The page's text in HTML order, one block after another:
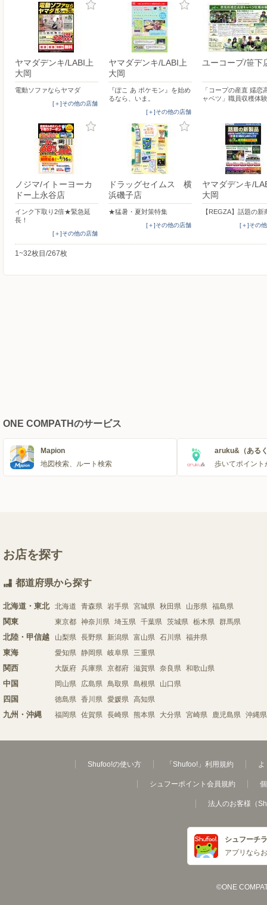
ヤマダデンキ/LABI上
大岡
電動ソファならヤマダ
[＋]その他の店舗
ヤマダデンキ/LABI上
大岡
『ぽこ あ ポケモン』を始め
るなら、いま。
[＋]その他の店舗
ユーコープ/笹下
「コープの産直 嬬恋
ャベツ」職員収穫体
ノジマ/イトーヨーカ
ドー上永谷店
インク下取り2倍★緊急延
長！
[＋]その他の店舗
ドラッグセイムス 横
浜磯子店
★猛暑・夏対策特集
[＋]その他の店舗
ヤマダデンキ/
大岡
【REGZA】話題の新
[＋]その
1~32枚目/267枚
ONE COMPATHのサービス
Mapion
地図検索、ルート検索
aruku&（ある
歩いてポイント
お店を探す
都道府県から探す
北海道・東北 北海道 青森県 岩手県 宮城県 秋田県 山形県 福島県
関東 東京都 神奈川県 埼玉県 千葉県 茨城県 栃木県 群馬県
北陸・甲信越 山梨県 長野県 新潟県 富山県 石川県 福井県
東海 愛知県 静岡県 岐阜県 三重県
関西 大阪府 兵庫県 京都府 滋賀県 奈良県 和歌山県
中国 岡山県 広島県 鳥取県 島根県 山口県
四国 徳島県 香川県 愛媛県 高知県
九州・沖縄 福岡県 佐賀県 長崎県 熊本県 大分県 宮崎県 鹿児島県 沖縄県
Shufoo!の使い方 「Shufoo!」利用規約 よ
シュフーポイント会員規約
法人のお客様（
シュフーチ
アプリなら
©ONE